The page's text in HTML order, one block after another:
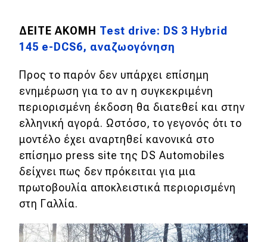
ΔΕΙΤΕ ΑΚΟΜΗ Test drive: DS 3 Hybrid
145 e-DCS6, αναζωογόνηση
Προς το παρόν δεν υπάρχει επίσημη
ενημέρωση για το αν η συγκεκριμένη
περιορισμένη έκδοση θα διατεθεί και στην
ελληνική αγορά. Ωστόσο, το γεγονός ότι το
μοντέλο έχει αναρτηθεί κανονικά στο
επίσημο press site της DS Automobiles
δείχνει πως δεν πρόκειται για μια
πρωτοβουλία αποκλειστικά περιορισμένη
στη Γαλλία.